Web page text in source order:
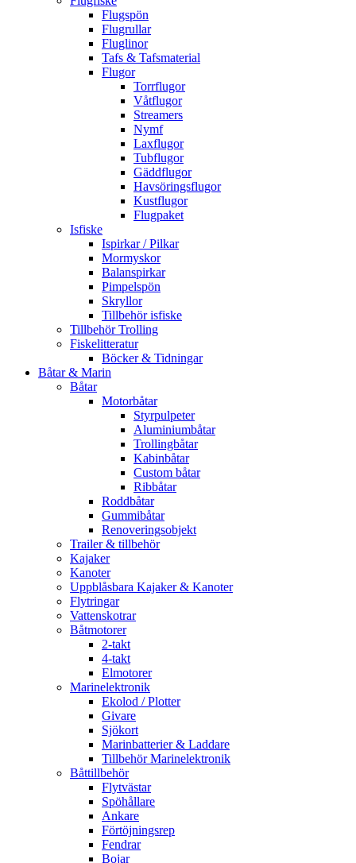
Flugspön
Flugrullar
Fluglinor
Tafs & Tafsmaterial
Flugor
Torrflugor
Våtflugor
Streamers
Nymf
Laxflugor
Tubflugor
Gäddflugor
Havsöringsflugor
Kustflugor
Flugpaket
Isfiske
Ispirkar / Pilkar
Mormyskor
Balanspirkar
Pimpelspön
Skryllor
Tillbehör isfiske
Tillbehör Trolling
Fiskelitteratur
Böcker & Tidningar
Båtar & Marin
Båtar
Motorbåtar
Styrpulpeter
Aluminiumbåtar
Trollingbåtar
Kabinbåtar
Custom båtar
Ribbåtar
Roddbåtar
Gummibåtar
Renoveringsobjekt
Trailer & tillbehör
Kajaker
Kanoter
Uppblåsbara Kajaker & Kanoter
Flytringar
Vattenskotrar
Båtmotorer
2-takt
4-takt
Elmotorer
Marinelektronik
Ekolod / Plotter
Givare
Sjökort
Marinbatterier & Laddare
Tillbehör Marinelektronik
Båttillbehör
Flytvästar
Spöhållare
Ankare
Förtöjningsrep
Fendrar
Bojar